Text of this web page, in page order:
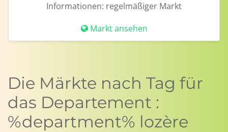
Informationen: regelmäßiger Markt
Markt ansehen
Die Märkte nach Tag für
das Departement :
%department% lozère